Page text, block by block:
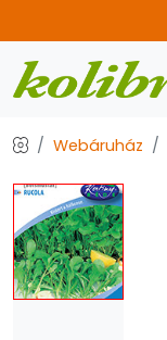
Webáruház